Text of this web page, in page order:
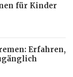
für Kinder
Erfahren,